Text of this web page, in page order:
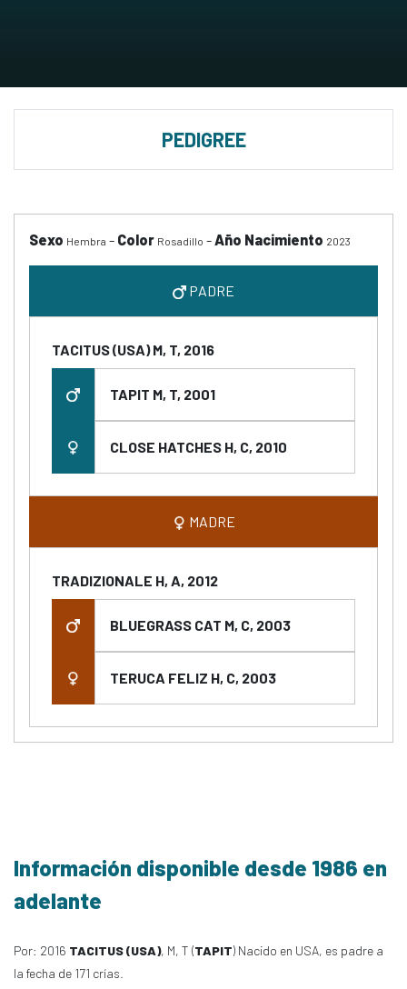
PEDIGREE
Sexo Hembra - Color Rosadillo -Año Nacimiento 2023
PADRE
TACITUS (USA) M, T, 2016
TAPIT M, T, 2001
CLOSE HATCHES H, C, 2010
MADRE
TRADIZIONALE H, A, 2012
BLUEGRASS CAT M, C, 2003
TERUCA FELIZ H, C, 2003
Información disponible desde 1986 en
adelante
Por: 2016 TACITUS (USA), M, T (TAPIT) Nacido en USA, es padre a
la fecha de 171 crías.